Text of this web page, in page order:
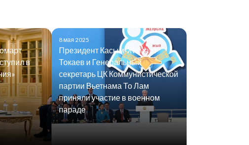
в
8 мая 2025
Президент Касым-Жомарт
Токаев и Генеральный
секретарь ЦК Коммунистической
партии Вьетнама То Лам
приняли участие в военном
параде